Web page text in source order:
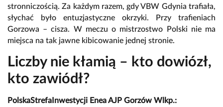
stronniczością. Za każdym razem, gdy VBW Gdynia trafiała,
słychać było entuzjastyczne okrzyki. Przy trafieniach
Gorzowa – cisza. W meczu o mistrzostwo Polski nie ma
miejsca na tak jawne kibicowanie jednej stronie.
Liczby nie kłamią – kto dowiózł,
kto zawiódł?
PolskaStrefaInwestycji Enea AJP Gorzów Wlkp.: